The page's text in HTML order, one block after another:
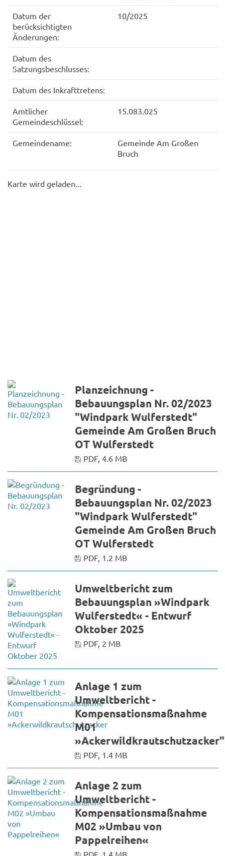
Datum der
berücksichtigten
Änderungen:
10/2025
Datum des
Satzungsbeschlusses:
Datum des Inkrafttretens:
Amtlicher
Gemeindeschlüssel:
15.083.025
Gemeindename:
Gemeinde Am Großen
Bruch
Karte wird geladen...
Planzeichnung -
Bebauungsplan Nr. 02/2023
"Windpark Wulferstedt"
Gemeinde Am Großen Bruch
OT Wulferstedt
PDF, 4.6 MB
Begründung -
Bebauungsplan Nr. 02/2023
"Windpark Wulferstedt"
Gemeinde Am Großen Bruch
OT Wulferstedt
PDF, 1.2 MB
Umweltbericht zum
Bebauungsplan »Windpark
Wulferstedt« - Entwurf
Oktober 2025
PDF, 2 MB
Anlage 1 zum
Umweltbericht -
Kompensationsmaßnahme
M01
»Ackerwildkrautschutzacker"
PDF, 1.4 MB
Anlage 2 zum
Umweltbericht -
Kompensationsmaßnahme
M02 »Umbau von
Pappelreihen«
PDF, 1.4 MB